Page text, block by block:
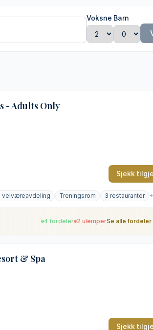
Voksne Barn
- Adults Only
Sjekk
velværeavdeling Treningsrom 3 restauranter
4 fordeler 2 ulemperSe alle
& Spa
Sjekk